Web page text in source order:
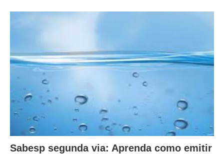
Sabesp segunda via: Aprenda como emitir